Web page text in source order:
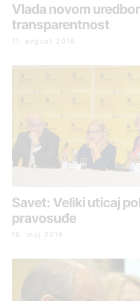
Vlada novom
transparentnost
11. avgust 2016.
Savet: Veliki uticaj
pravosuđe
16. maj 2016.